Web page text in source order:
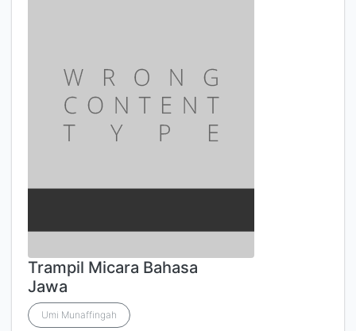
Trampil Micara Bahasa
Jawa
Umi Munaffingah